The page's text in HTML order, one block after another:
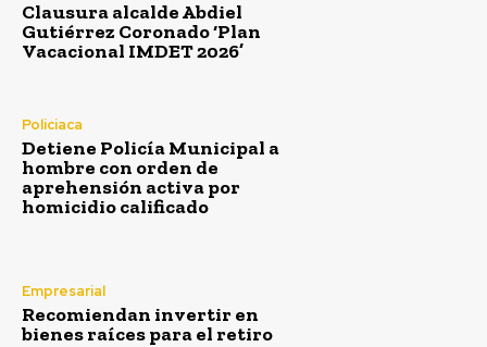
Clausura alcalde Abdiel
Gutiérrez Coronado ‘Plan
Vacacional IMDET 2026’
Policiaca
Detiene Policía Municipal a
hombre con orden de
aprehensión activa por
homicidio calificado
Empresarial
Recomiendan invertir en
bienes raíces para el retiro